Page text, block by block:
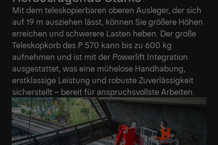
Mit dem teleskopierbaren oberen Ausleger, der sich
auf 19 m ausziehen lässt, können Sie größere Höhen
erreichen und schwerere Lasten heben. Der große
Teleskopkorb des P 570 kann bis zu 600 kg
aufnehmen und ist mit der Powerlift Integration
ausgestattet, was eine mühelose Handhabung,
erstklassige Leistung und robuste Zuverlässigkeit
sicherstellt – bereit für anspruchsvollste Arbeiten.